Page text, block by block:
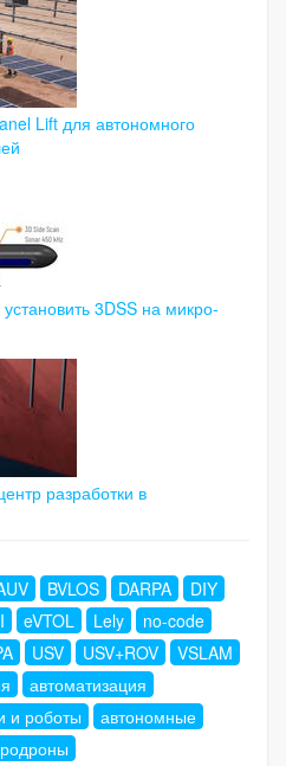
Lift для автономного
3DSS на микро-
разработки в
BVLOS DARPA
DIY
eVTOL Lely
no-code
USV USV+ROV
VSLAM
автоматизация
и роботы
автономные